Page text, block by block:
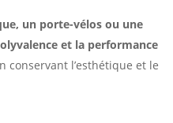
un porte-vélos ou une
et la performance
conservant l’esthétique et le